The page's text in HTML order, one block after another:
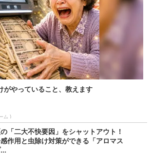
がやっていること、教えます
ム )
「二大不快要因」をシャットアウト！
作用と虫除け対策ができる「アロマス